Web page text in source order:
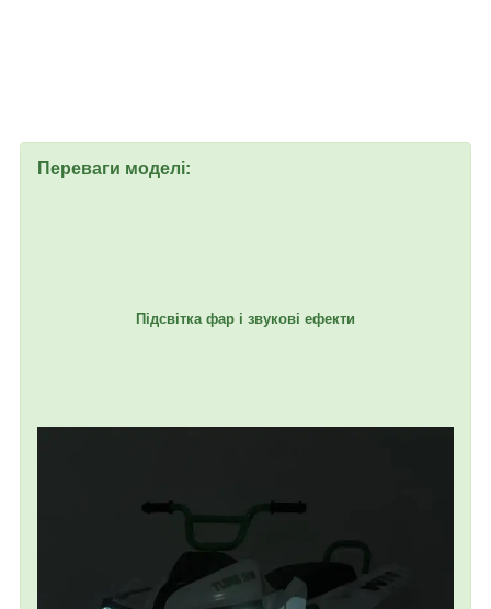
Переваги моделі:
Підсвітка фар і звукові ефекти